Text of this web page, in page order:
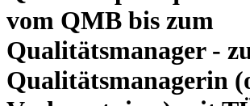
vom QMB bis zum
Qualitätsmanager -
Qualitätsmanagerin